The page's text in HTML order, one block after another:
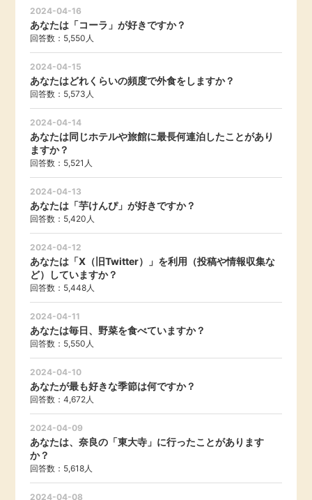
2024-04-16
あなたは「コーラ」が好きですか？
回答数：5,550人
2024-04-15
あなたはどれくらいの頻度で外食をしますか？
回答数：5,573人
2024-04-14
あなたは同じホテルや旅館に最長何連泊したことがあり
ますか？
回答数：5,521人
2024-04-13
あなたは「芋けんぴ」が好きですか？
回答数：5,420人
2024-04-12
あなたは「X（旧Twitter）」を利用（投稿や情報収集な
ど）していますか？
回答数：5,448人
2024-04-11
あなたは毎日、野菜を食べていますか？
回答数：5,550人
2024-04-10
あなたが最も好きな季節は何ですか？
回答数：4,672人
2024-04-09
あなたは、奈良の「東大寺」に行ったことがあります
か？
回答数：5,618人
2024-04-08